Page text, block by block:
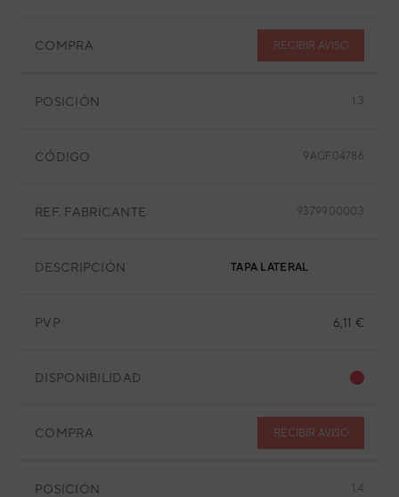
COMPRA RECIBIR AVISO
POSICIÓN 1.3
CÓDIGO 9AGF04786
REF. FABRICANTE 9379900003
DESCRIPCIÓN TAPA LATERAL
PVP 6,11 €
DISPONIBILIDAD
COMPRA RECIBIR AVISO
POSICIÓN 1.4